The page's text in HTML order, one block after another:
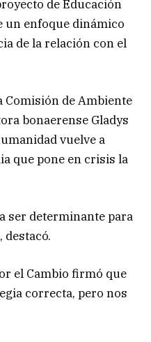
de Educación
enfoque dinámico
de la relación con el
Comisión de Ambiente
bonaerense Gladys
vuelve a
que pone en crisis la
ser determinante para
el Cambio firmó que
correcta, pero nos